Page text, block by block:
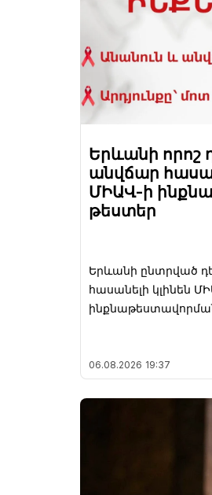
Երևանի որոշ
անվճար
ՄԻԱՎ-ի
թեստեր
Երևանի ընտրված
հասանելի կլինեն
06.08.2026 19:37